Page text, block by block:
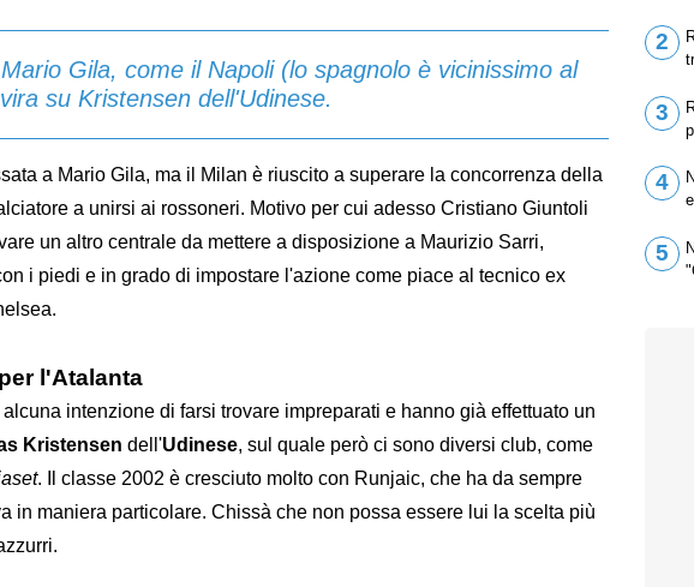
Gila, come il Napoli (lo spagnolo è vicinissimo al
su Kristensen dell'Udinese.
a Mario Gila, ma il Milan è riuscito a superare la concorrenza della
a unirsi ai rossoneri. Motivo per cui adesso Cristiano Giuntoli
un altro centrale da mettere a disposizione a Maurizio Sarri,
i piedi e in grado di impostare l'azione come piace al tecnico ex
l'Atalanta
intenzione di farsi trovare impreparati e hanno già effettuato un
Kristensen dell'Udinese, sul quale però ci sono diversi club, come
. Il classe 2002 è cresciuto molto con Runjaic, che ha da sempre
in maniera particolare. Chissà che non possa essere lui la scelta più
2
3
4
5